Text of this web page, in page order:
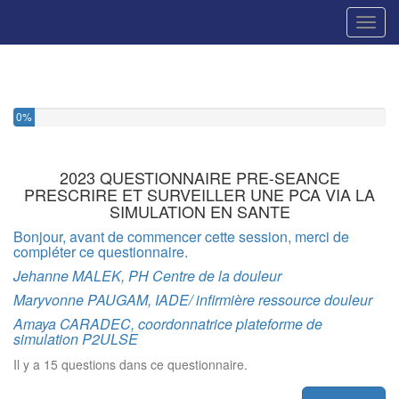
0%
2023 QUESTIONNAIRE PRE-SEANCE
PRESCRIRE ET SURVEILLER UNE PCA VIA LA
SIMULATION EN SANTE
Bonjour, avant de commencer cette session, merci de
compléter ce questionnaire.
Jehanne MALEK, PH Centre de la douleur
Maryvonne PAUGAM, IADE/ infirmière ressource douleur
Amaya CARADEC, coordonnatrice plateforme de
simulation P2ULSE
Il y a 15 questions dans ce questionnaire.